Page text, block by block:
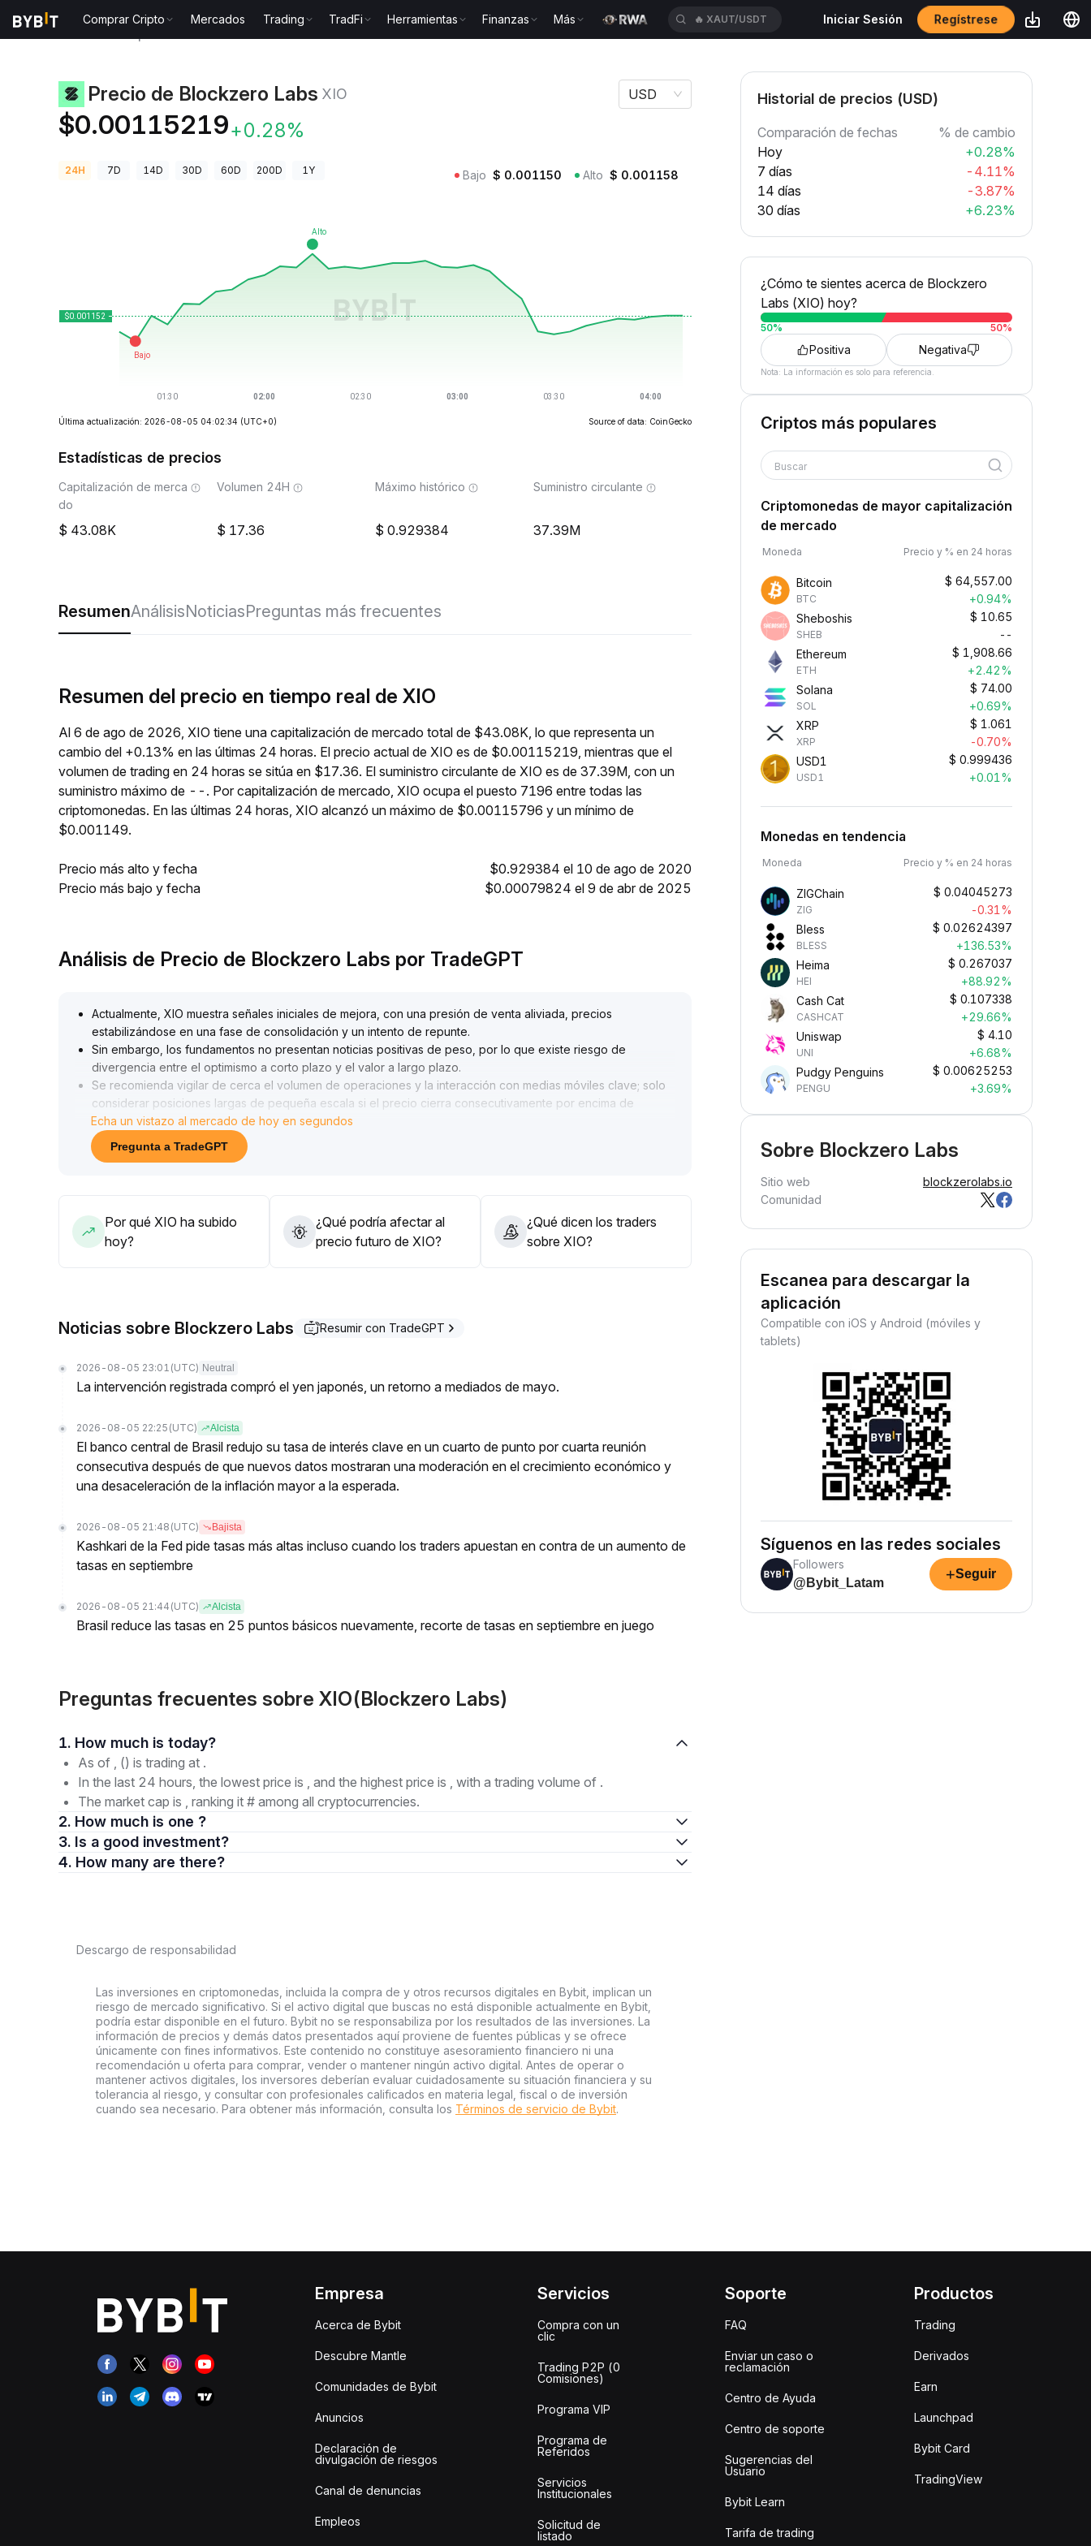
Comprar Cripto Mercados Trading TradFi Herramientas Finanzas Más 🔥 XAUT/USDT Iniciar Sesión Regístrese
Precio de Blockzero Labs XIO
$0.00115219+0.28%
USD
24H 7D 14D 30D 60D 200D 1Y Bajo $ 0.001150 Alto $ 0.001158
Última actualización: 2026-08-05 04:02:34 (UTC+0) Source of data: CoinGecko
Estadísticas de precios
Capitalización de merca
do
43.08K
Volumen 24H
17.36
Máximo histórico
0.929384
Suministro circulante
37.39M
ResumenAnálisisNoticiasPreguntas más frecuentes
Resumen del precio en tiempo real de XIO
Al 6 de ago de 2026, XIO tiene una capitalización de mercado total de $43.08K, lo que representa un
cambio del +0.13% en las últimas 24 horas. El precio actual de XIO es de $0.00115219, mientras que el
volumen de trading en 24 horas se sitúa en $17.36. El suministro circulante de XIO es de 37.39M, con un
suministro máximo de --. Por capitalización de mercado, XIO ocupa el puesto 7196 entre todas las
criptomonedas. En las últimas 24 horas, XIO alcanzó un máximo de $0.00115796 y un mínimo de
$0.001149.
Precio más alto y fecha
$0.929384 el 10 de ago de 2020
Precio más bajo y fecha
$0.00079824 el 9 de abr de 2025
Análisis de Precio de Blockzero Labs por TradeGPT
Actualmente, XIO muestra señales iniciales de mejora, con una presión de venta aliviada, precios
estabilizándose en una fase de consolidación y un intento de repunte.
Sin embargo, los fundamentos no presentan noticias positivas de peso, por lo que existe riesgo de
divergencia entre el optimismo a corto plazo y el valor a largo plazo.
Se recomienda vigilar de cerca el volumen de operaciones y la interacción con medias móviles clave; solo
considerar posiciones largas de pequeña escala si el precio cierra consecutivamente por encima de
resistencias principales (como 2.
30), establecer stop loss estrictamente por debajo de la media móvil de corto plazo (se sugiere 2
10) y emplear una estrategia de toma de ganancias por etapas para manejar la volatilidad inmediata
Echa un vistazo al mercado de hoy en segundos
Pregunta a TradeGPT
Por qué XIO ha subido
hoy?
¿Qué podría afectar al
precio futuro de XIO?
¿Qué dicen los traders
sobre XIO?
Noticias sobre Blockzero Labs Resumir con TradeGPT
2026-08-05 23:01 (UTC) Neutral
La intervención registrada compró el yen japonés, un retorno a mediados de mayo.
2026-08-05 22:25 (UTC) Alcista
El banco central de Brasil redujo su tasa de interés clave en un cuarto de punto por cuarta reunión
consecutiva después de que nuevos datos mostraran una moderación en el crecimiento económico y
una desaceleración de la inflación mayor a la esperada.
2026-08-05 21:48 (UTC) Bajista
Kashkari de la Fed pide tasas más altas incluso cuando los traders apuestan en contra de un aumento de
tasas en septiembre
2026-08-05 21:44 (UTC) Alcista
Brasil reduce las tasas en 25 puntos básicos nuevamente, recorte de tasas en septiembre en juego
Preguntas frecuentes sobre XIO(Blockzero Labs)
1. How much is today?
As of , () is trading at .
In the last 24 hours, the lowest price is , and the highest price is , with a trading volume of .
The market cap is , ranking it # among all cryptocurrencies.
2. How much is one ?
3. Is a good investment?
4. How many are there?
Descargo de responsabilidad
Las inversiones en criptomonedas, incluida la compra de y otros recursos digitales en Bybit, implican un
riesgo de mercado significativo. Si el activo digital que buscas no está disponible actualmente en Bybit,
podría estar disponible en el futuro. Bybit no se responsabiliza por los resultados de las inversiones. La
información de precios y demás datos presentados aquí proviene de fuentes públicas y se ofrece
únicamente con fines informativos. Este contenido no constituye asesoramiento financiero ni una
recomendación u oferta para comprar, vender o mantener ningún activo digital. Antes de operar o
mantener activos digitales, los inversores deberían evaluar cuidadosamente su situación financiera y su
tolerancia al riesgo, y consultar con profesionales calificados en materia legal, fiscal o de inversión
cuando sea necesario. Para obtener más información, consulta los Términos de servicio de Bybit.
Historial de precios (USD)
Comparación de fechas
% de cambio
Hoy
+0.28%
7 días
-4.11%
14 días
-3.87%
30 días
+6.23%
¿Cómo te sientes acerca de Blockzero
Labs (XIO) hoy?
50% 50%
Positiva Negativa
Nota: La información es solo para referencia.
Criptos más populares
Buscar
Criptomonedas de mayor capitalización
de mercado
Moneda Precio y % en 24 horas
Bitcoin
BTC
$ 64,557.00
+0.94%
Sheboshis
SHEB
$ 10.65
--
Ethereum
ETH
$ 1,908.66
+2.42%
Solana
SOL
$ 74.00
+0.69%
XRP
XRP
$ 1.061
-0.70%
USD1
USD1
$ 0.999436
+0.01%
Monedas en tendencia
Moneda Precio y % en 24 horas
ZIGChain
ZIG
$ 0.04045273
-0.31%
Bless
BLESS
$ 0.02624397
+136.53%
Heima
HEI
$ 0.267037
+88.92%
Cash Cat
CASHCAT
$ 0.107338
+29.66%
Uniswap
UNI
$ 4.10
+6.68%
Pudgy Penguins
PENGU
$ 0.00625253
+3.69%
Sobre Blockzero Labs
Sitio web
blockzerolabs.io
Comunidad
Escanea para descargar la
aplicación
Compatible con iOS y Android (móviles y
tablets)
Síguenos en las redes sociales
Followers
@Bybit_Latam
+Seguir
Empresa
Acerca de Bybit
Descubre Mantle
Comunidades de Bybit
Anuncios
Declaración de
divulgación de riesgos
Canal de denuncias
Empleos
Servicios
Compra con un
clic
Trading P2P (0
Comisiones)
Programa VIP
Programa de
Referidos
Servicios
Institucionales
Solicitud de
listado
Soporte
FAQ
Enviar un caso o
reclamación
Centro de Ayuda
Centro de soporte
Sugerencias del
Usuario
Bybit Learn
Tarifa de trading
Productos
Trading
Derivados
Earn
Launchpad
Bybit Card
TradingView